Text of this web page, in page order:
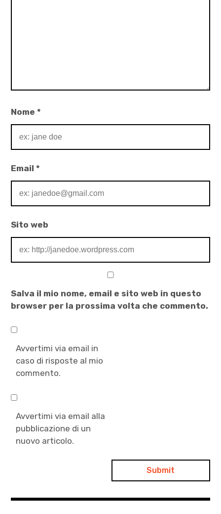
Nome*
Email*
Sito web
Salva il mio nome, email e sito web in questo
browser per la prossima volta che commento.
Avvertimi via email in
caso di risposte al mio
commento.
Avvertimi via email alla
pubblicazione di un
nuovo articolo.